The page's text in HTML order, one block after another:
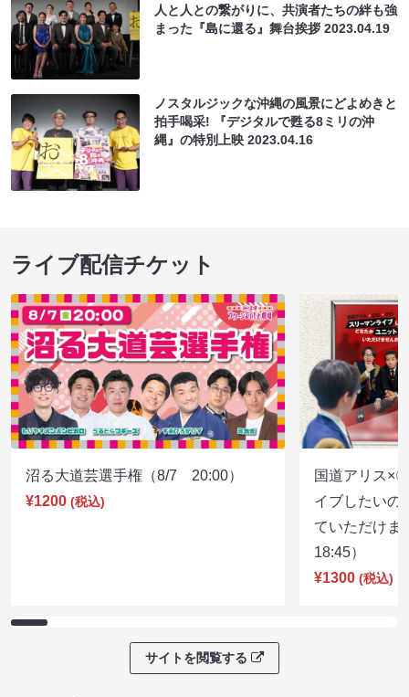
人と人との繋がりに、共演者たちの絆も強
まった『島に還る』舞台挨拶2023.04.19
ノスタルジックな沖縄の風景にどよめきと
拍手喝采! 『デジタルで甦る8ミリの沖
縄』の特別上映2023.04.16
ライブ配信チケット
沼る大道芸選手権（8/7 20:00）
¥1200 (税込)
国道アリス×
イブしたいの
ていただけ
18:45）
¥1300 (税込)
サイトを閲覧する